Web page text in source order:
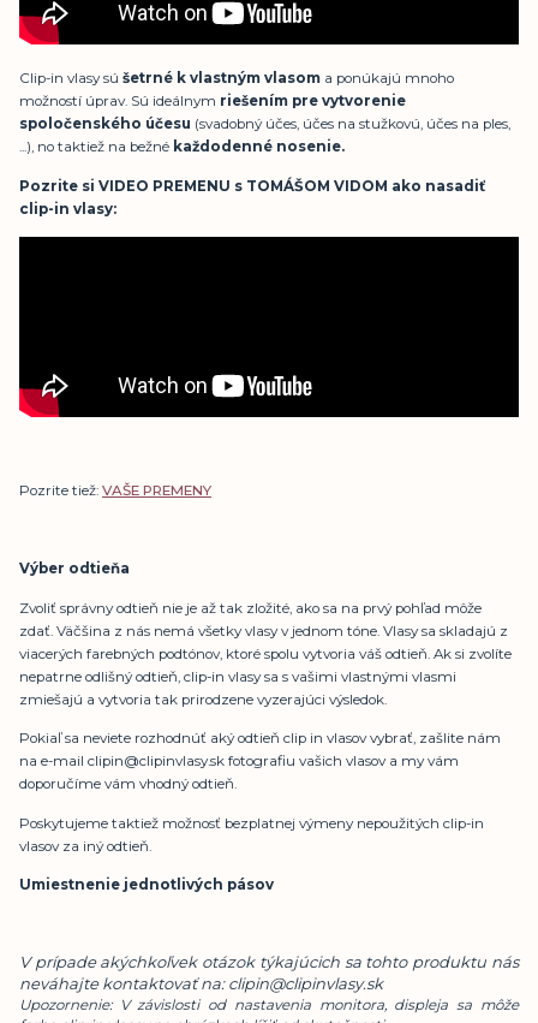
Clip-in vlasy sú šetrné k vlastným vlasom a ponúkajú mnoho
možností úprav. Sú ideálnym riešením pre vytvorenie
spoločenského účesu (svadobný účes, účes na stužkovú, účes na ples,
...), no taktiež na bežné každodenné nosenie.
Pozrite si VIDEO PREMENU s TOMÁŠOM VIDOM ako nasadiť
clip-in vlasy:
Pozrite tiež: VAŠE PREMENY
Výber odtieňa
Zvoliť správny odtieň nie je až tak zložité, ako sa na prvý pohľad môže
zdať. Väčšina z nás nemá všetky vlasy v jednom tóne. Vlasy sa skladajú z
viacerých farebných podtónov, ktoré spolu vytvoria váš odtieň. Ak si zvolíte
nepatrne odlišný odtieň, clip-in vlasy sa s vašimi vlastnými vlasmi
zmiešajú a vytvoria tak prirodzene vyzerajúci výsledok.
Pokiaľ sa neviete rozhodnúť aký odtieň clip in vlasov vybrať, zašlite nám
na e-mail clipin@clipinvlasy.sk fotografiu vašich vlasov a my vám
doporučíme vám vhodný odtieň.
Poskytujeme taktiež možnosť bezplatnej výmeny nepoužitých clip-in
vlasov za iný odtieň.
Umiestnenie jednotlivých pásov
V prípade akýchkoľvek otázok týkajúcich sa tohto produktu nás
neváhajte kontaktovať na: clipin@clipinvlasy.sk
Upozornenie: V závislosti od nastavenia monitora, displeja sa môže